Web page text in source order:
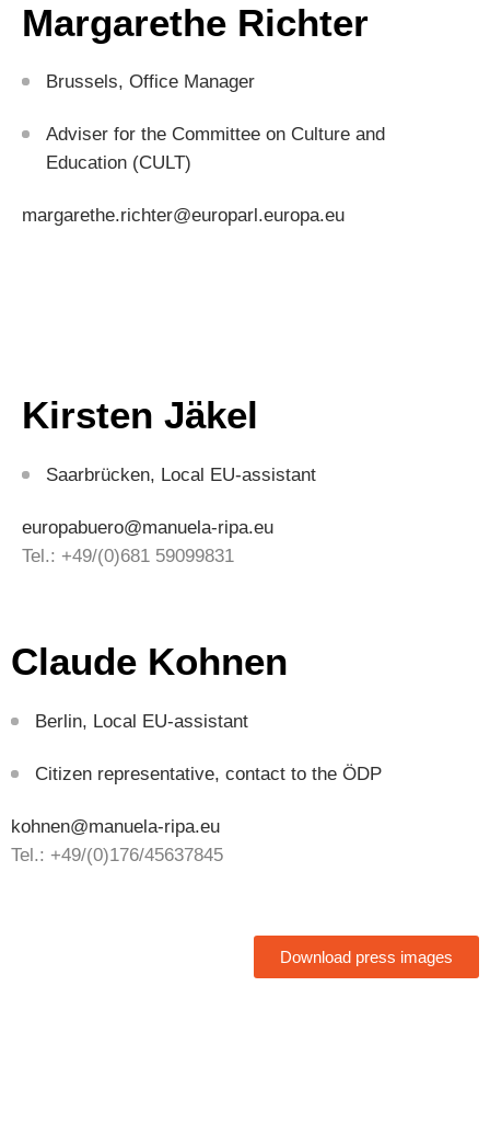
Margarethe Richter
Brussels, Office Manager
Adviser for the Committee on Culture and
Education (CULT)
margarethe.richter@europarl.europa.eu
Kirsten Jäkel
Saarbrücken, Local EU-assistant
europabuero@manuela-ripa.eu
Tel.: +49/(0)681 59099831
Claude Kohnen
Berlin, Local EU-assistant
Citizen representative, contact to the ÖDP
kohnen@manuela-ripa.eu
Tel.: +49/(0)176/45637845
Download press images